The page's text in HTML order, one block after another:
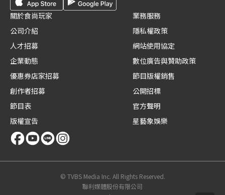
關於食尚玩家
公司介紹
人才招募
企業動態
優惠券店家招募
創作者招募
節目表
版權宣告
業務服務
隱私權政策
網站使用協定
數位廣告與贊助政策
節目版權銷售
公開招標
官方聲明
星藝象娛樂
© TVBS Media Inc. All Rights Reserved.
聯利媒體股份有限公司